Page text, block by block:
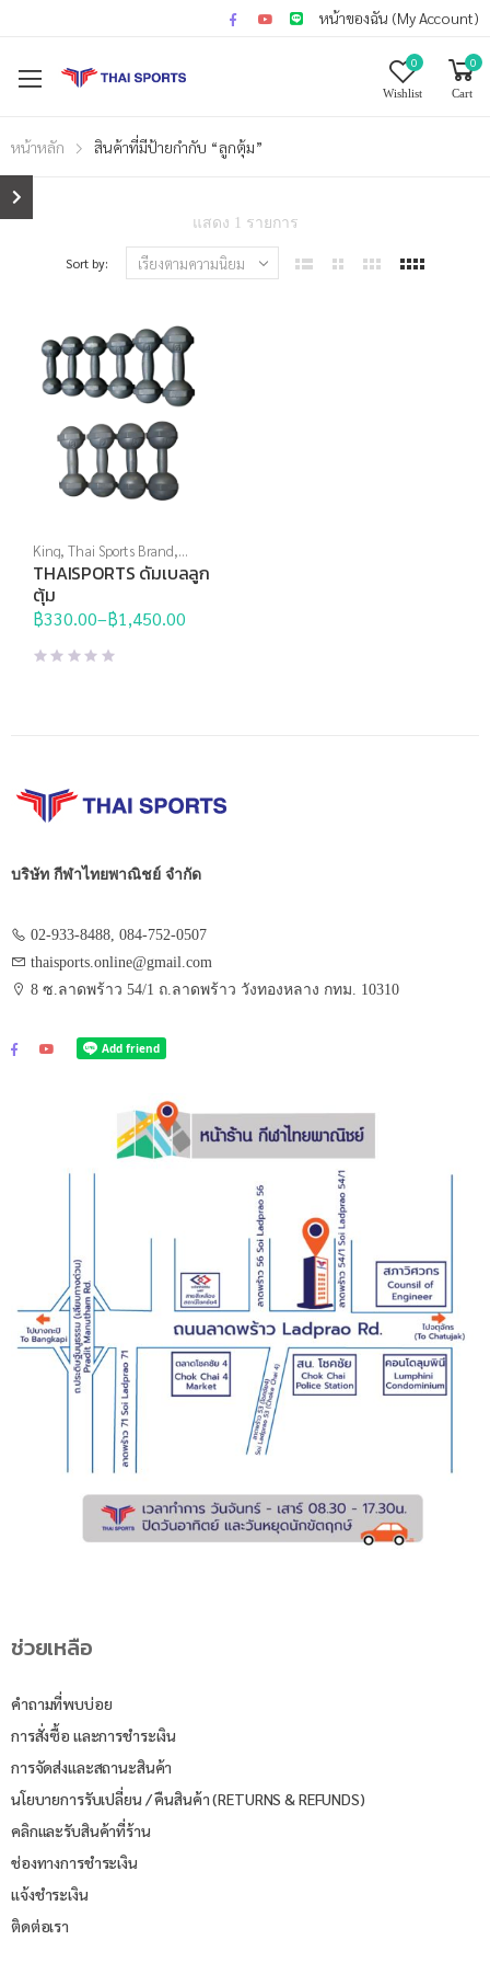
หน้าของฉัน (My Account)
0
Wishlist
0
Cart
หน้าหลัก สินค้าที่มีป้ายกำกับ “ลูกตุ้ม”
แสดง 1 รายการ
Sort by:
King,Thai Sports Brand,
ดัมเบล,อุปกรณ์บริหารกาย
THAISPORTS ดัมเบลลูก
ตุ้ม
฿330.00–฿1,450.00
Price
range:
฿330.00
บริษัท กีฬาไทยพาณิชย์ จำกัด
02-933-8488, 084-752-0507
thaisports.online@gmail.com
8 ซ.ลาดพร้าว 54/1 ถ.ลาดพร้าว วังทองหลาง กทม. 10310
ช่วยเหลือ
คำถามที่พบบ่อย
การสั่งซื้อ และการชำระเงิน
การจัดส่งและสถานะสินค้า
นโยบายการรับเปลี่ยน / คืนสินค้า (RETURNS & REFUNDS)
คลิกและรับสินค้าที่ร้าน
ช่องทางการชำระเงิน
แจ้งชำระเงิน
ติดต่อเรา